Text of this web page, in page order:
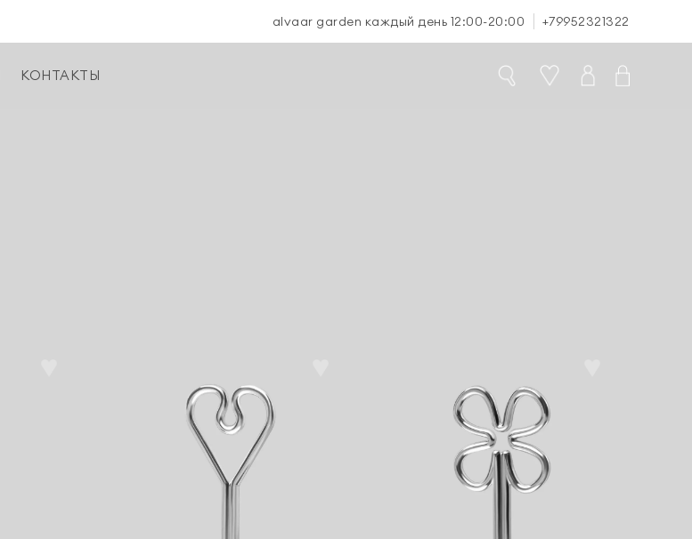
alvaar garden каждый день 12:00-20:00 +79952321322
КОНТАКТЫ